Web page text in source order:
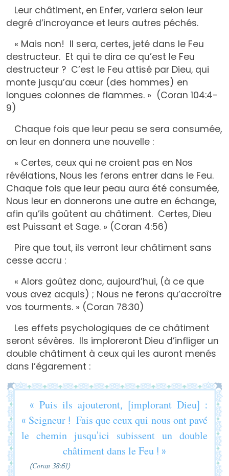
Leur châtiment, en Enfer, variera selon leur
degré d’incroyance et leurs autres péchés.
« Mais non! Il sera, certes, jeté dans le Feu
destructeur. Et qui te dira ce qu’est le Feu
destructeur ? C’est le Feu attisé par Dieu, qui
monte jusqu’au cœur (des hommes) en
longues colonnes de flammes. » (Coran 104:4-
9)
Chaque fois que leur peau se sera consumée,
on leur en donnera une nouvelle :
« Certes, ceux qui ne croient pas en Nos
révélations, Nous les ferons entrer dans le Feu.
Chaque fois que leur peau aura été consumée,
Nous leur en donnerons une autre en échange,
afin qu’ils goûtent au châtiment. Certes, Dieu
est Puissant et Sage. » (Coran 4:56)
Pire que tout, ils verront leur châtiment sans
cesse accru :
« Alors goûtez donc, aujourd’hui, (à ce que
vous avez acquis) ; Nous ne ferons qu’accroître
vos tourments. » (Coran 78:30)
Les effets psychologiques de ce châtiment
seront sévères. Ils imploreront Dieu d’infliger un
double châtiment à ceux qui les auront menés
dans l’égarement :
« Puis ils ajouteront, [implorant Dieu] :
« Seigneur ! Fais que ceux qui nous ont pavé
le chemin jusqu’ici subissent un double
châtiment dans le Feu ! »
(Coran 38:61)